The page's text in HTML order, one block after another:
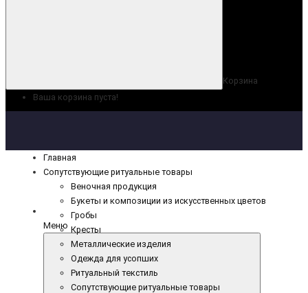
Корзина
Ваша корзина пуста!
Меню
Главная
Сопутствующие ритуальные товары
Веночная продукция
Букеты и композиции из искусственных цветов
Гробы
Кресты
Металлические изделия
Одежда для усопших
Ритуальный текстиль
Сопутствующие ритуальные товары